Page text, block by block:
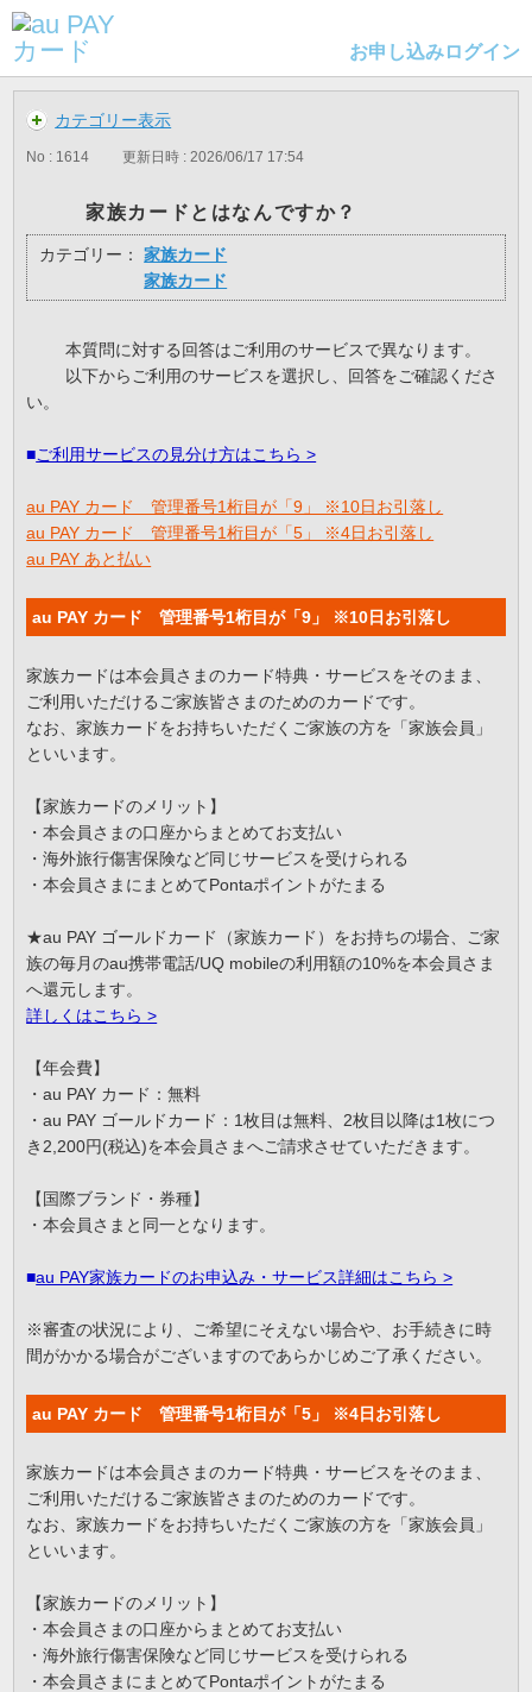
お申し込みログイン
カテゴリー表示
No : 1614 更新日時 : 2026/06/17 17:54
家族カードとはなんですか？
カテゴリー：
家族カード
家族カード
本質問に対する回答はご利用のサービスで異なります。
以下からご利用のサービスを選択し、回答をご確認くださ
い。
■ご利用サービスの見分け方はこちら >
au PAY カード 管理番号1桁目が「9」 ※10日お引落し
au PAY カード 管理番号1桁目が「5」 ※4日お引落し
au PAY あと払い
au PAY カード 管理番号1桁目が「9」 ※10日お引落し
家族カードは本会員さまのカード特典・サービスをそのまま、
ご利用いただけるご家族皆さまのためのカードです。
なお、家族カードをお持ちいただくご家族の方を「家族会員」
といいます。
【家族カードのメリット】
・本会員さまの口座からまとめてお支払い
・海外旅行傷害保険など同じサービスを受けられる
・本会員さまにまとめてPontaポイントがたまる
★au PAY ゴールドカード（家族カード）をお持ちの場合、ご家
族の毎月のau携帯電話/UQ mobileの利用額の10%を本会員さま
へ還元します。
詳しくはこちら >
【年会費】
・au PAY カード：無料
・au PAY ゴールドカード：1枚目は無料、2枚目以降は1枚につ
き2,200円(税込)を本会員さまへご請求させていただきます。
【国際ブランド・券種】
・本会員さまと同一となります。
■au PAY家族カードのお申込み・サービス詳細はこちら >
※審査の状況により、ご希望にそえない場合や、お手続きに時
間がかかる場合がございますのであらかじめご了承ください。
au PAY カード 管理番号1桁目が「5」 ※4日お引落し
家族カードは本会員さまのカード特典・サービスをそのまま、
ご利用いただけるご家族皆さまのためのカードです。
なお、家族カードをお持ちいただくご家族の方を「家族会員」
といいます。
【家族カードのメリット】
・本会員さまの口座からまとめてお支払い
・海外旅行傷害保険など同じサービスを受けられる
・本会員さまにまとめてPontaポイントがたまる